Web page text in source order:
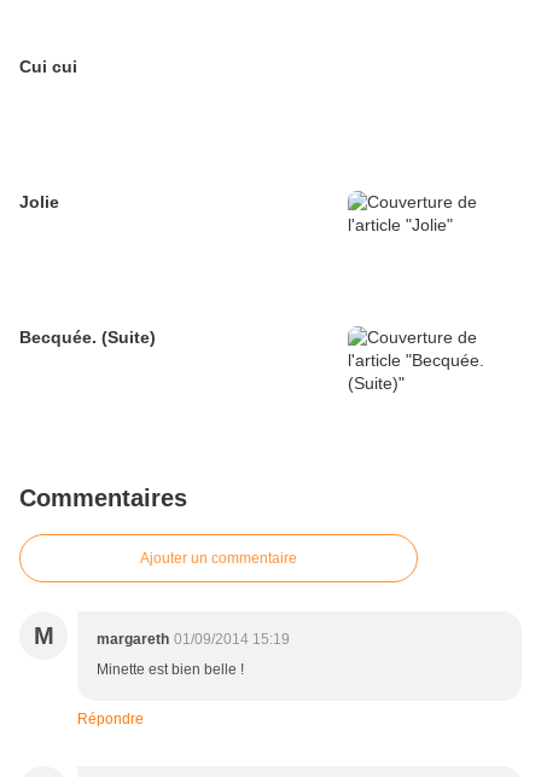
Cui cui
Jolie
Becquée. (Suite)
Commentaires
Ajouter un commentaire
M margareth 01/09/2014 15:19
Minette est bien belle !
Répondre